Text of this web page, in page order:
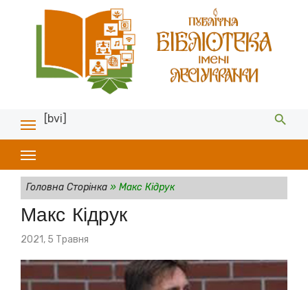
[bvi]
Головна Сторінка» Макс Кідрук
Макс Кідрук
Posted
2021, 5 Травня